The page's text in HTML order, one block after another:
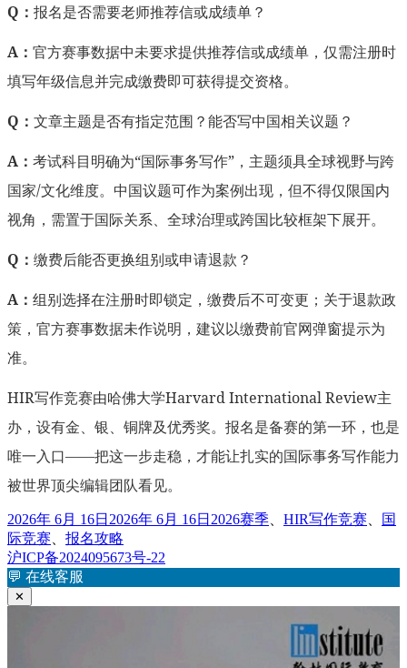
Q： 报名是否需要老师推荐信或成绩单？
A： 官方赛事数据中未要求提供推荐信或成绩单，仅需注册时
填写年级信息并完成缴费即可获得提交资格。
Q： 文章主题是否有指定范围？能否写中国相关议题？
A： 考试科目明确为“国际事务写作”，主题须具全球视野与跨
国家/文化维度。中国议题可作为案例出现，但不得仅限国内
视角，需置于国际关系、全球治理或跨国比较框架下展开。
Q： 缴费后能否更换组别或申请退款？
A： 组别选择在注册时即锁定，缴费后不可变更；关于退款政
策，官方赛事数据未作说明，建议以缴费前官网弹窗提示为
准。
HIR写作竞赛由哈佛大学Harvard International Review主
办，设有金、银、铜牌及优秀奖。报名是备赛的第一环，也是
唯一入口——把这一步走稳，才能让扎实的国际事务写作能力
被世界顶尖编辑团队看见。
发
布
于
2026年 6月 16日 2026年 6月 16日 标
2026赛季 HIR写作竞赛
国
际竞赛
报名攻略
沪ICP备2024095673号-22
💬 在线客服
✕